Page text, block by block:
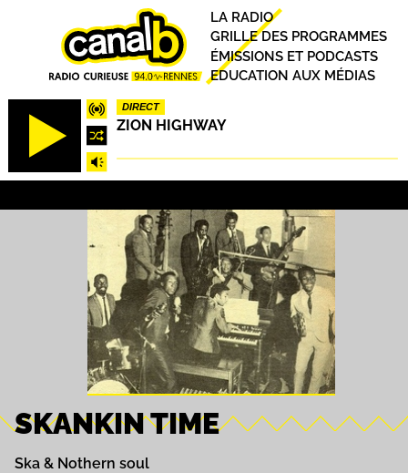
DIRECT
ZION HIGHWAY
Principal
LA RADIO
GRILLE DES PROGRAMMES
ÉMISSIONS ET PODCASTS
EDUCATION AUX MÉDIAS
SKANKIN TIME
Ska & Nothern soul